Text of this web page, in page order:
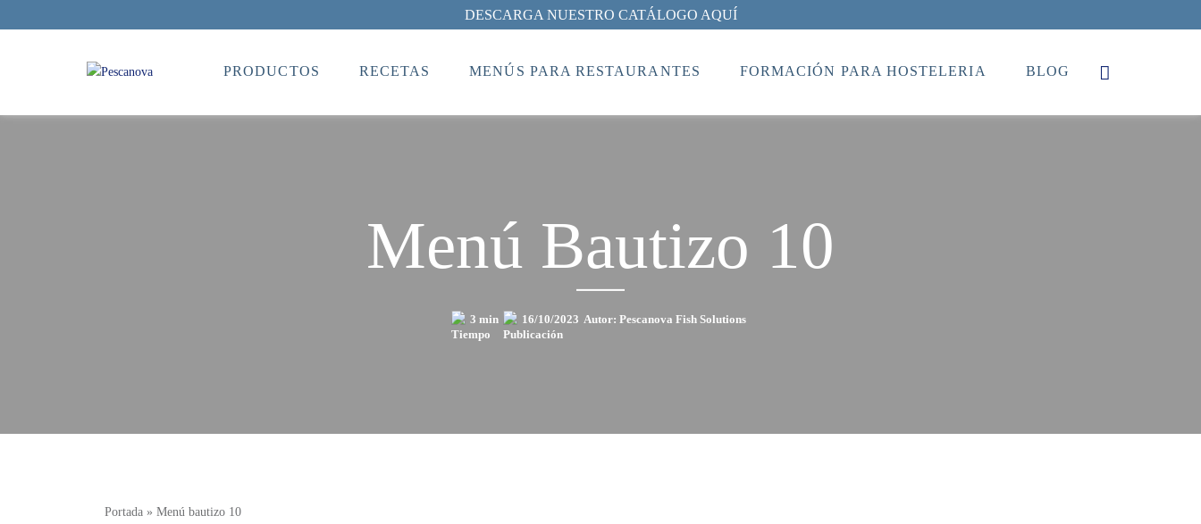
DESCARGA NUESTRO CATÁLOGO AQUÍ
PRODUCTOS RECETAS MENÚS PARA RESTAURANTES FORMACIÓN PARA HOSTELERIA BLOG
Menú Bautizo 10
3 min 16/10/2023 Autor: Pescanova Fish Solutions
Portada » Menú bautizo 10